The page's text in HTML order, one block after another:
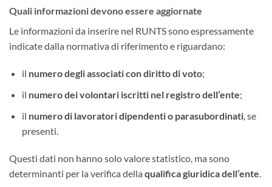
Quali informazioni devono essere aggiornate
Le informazioni da inserire nel RUNTS sono espressamente
indicate dalla normativa di riferimento e riguardano:
il numero degli associati con diritto di voto;
il numero dei volontari iscritti nel registro dell’ente;
il numero di lavoratori dipendenti o parasubordinati, se
presenti.
Questi dati non hanno solo valore statistico, ma sono
determinanti per la verifica della qualifica giuridica dell’ente.